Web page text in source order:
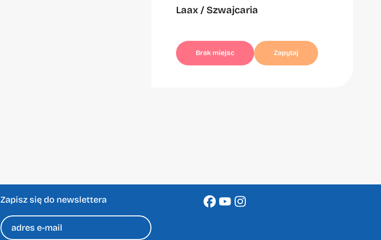
Laax / Szwajcaria
Brak miejsc Zapytaj
Zapisz się do newslettera